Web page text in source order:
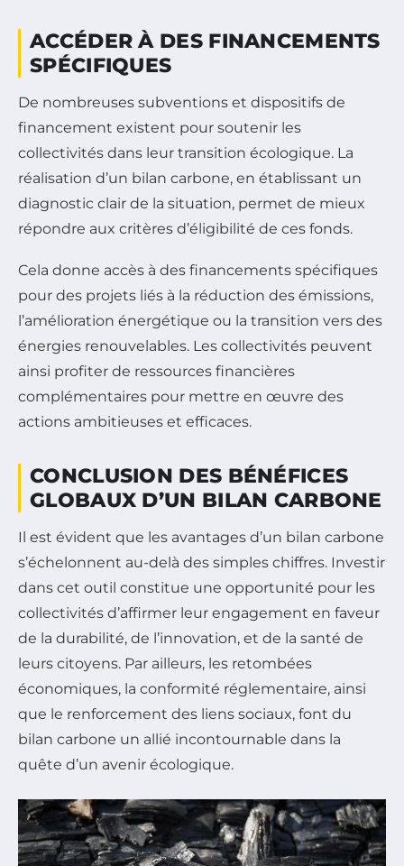
ACCÉDER À DES FINANCEMENTS
SPÉCIFIQUES
De nombreuses subventions et dispositifs de
financement existent pour soutenir les
collectivités dans leur transition écologique. La
réalisation d’un bilan carbone, en établissant un
diagnostic clair de la situation, permet de mieux
répondre aux critères d’éligibilité de ces fonds.
Cela donne accès à des financements spécifiques
pour des projets liés à la réduction des émissions,
l’amélioration énergétique ou la transition vers des
énergies renouvelables. Les collectivités peuvent
ainsi profiter de ressources financières
complémentaires pour mettre en œuvre des
actions ambitieuses et efficaces.
CONCLUSION DES BÉNÉFICES
GLOBAUX D’UN BILAN CARBONE
Il est évident que les avantages d’un bilan carbone
s’échelonnent au-delà des simples chiffres. Investir
dans cet outil constitue une opportunité pour les
collectivités d’affirmer leur engagement en faveur
de la durabilité, de l’innovation, et de la santé de
leurs citoyens. Par ailleurs, les retombées
économiques, la conformité réglementaire, ainsi
que le renforcement des liens sociaux, font du
bilan carbone un allié incontournable dans la
quête d’un avenir écologique.